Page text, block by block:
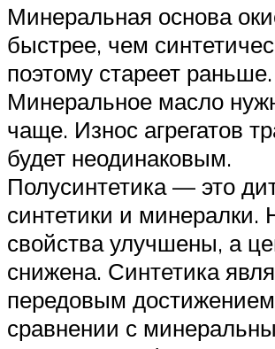
Минеральная основа
быстрее, чем
поэтому стареет раньше.
Минеральное масло
чаще. Износ агрегатов
будет неодинаковым.
Полусинтетика — это
синтетики и минералки.
свойства улучшены, а
снижена. Синтетика
передовым
сравнении с